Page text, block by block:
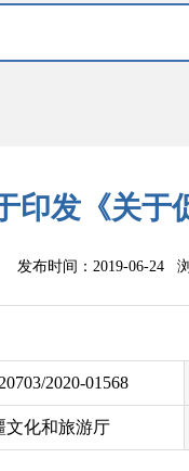
印发《关于
发布时间：2019-06-24
2020-01568
文化和旅游厅